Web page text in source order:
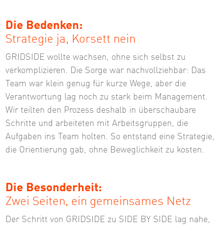
Die Bedenken:
Strategie ja, Korsett nein
GRIDSIDE wollte wachsen, ohne sich selbst zu
verkomplizieren. Die Sorge war nachvollziehbar: Das
Team war klein genug für kurze Wege, aber die
Verantwortung lag noch zu stark beim Management.
Wir teilten den Prozess deshalb in überschaubare
Schritte und arbeiteten mit Arbeitsgruppen, die
Aufgaben ins Team holten. So entstand eine Strategie,
die Orientierung gab, ohne Beweglichkeit zu kosten.
Die Besonderheit:
Zwei Seiten, ein gemeinsames Netz
Der Schritt von GRIDSIDE zu SIDE BY SIDE lag nahe,